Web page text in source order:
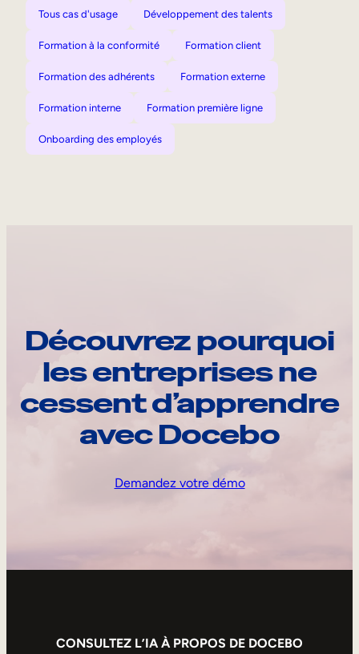
Tous cas d'usage Développement des talents
Formation à la conformité Formation client
Formation des adhérents Formation externe
Formation interne Formation première ligne
Onboarding des employés
Découvrez pourquoi
les entreprises ne
cessent d’apprendre
avec Docebo
Demandez votre démo
CONSULTEZ L’IA À PROPOS DE DOCEBO